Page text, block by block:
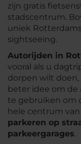
zijn gratis
stadscentrum.
uniek
sightseeing.
Autorijden in
vooral als u
dorpen wilt doen,
beter idee om
te gebruiken om
hele centrum
parkeren op
parkeergarages.